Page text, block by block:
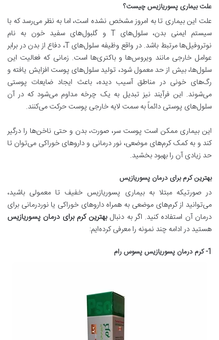
علت بیماری پسوریازیس چیست؟
علت این بیماری تا به امروز مشخص نشده است، اما به نظر می‌رسد که با
سیستم ایمنی بدن، سلول‌های T و گلبول‌های سفید خون به نام
نوتروفیل‌ها مرتبط باشد. در واقع وظیفه سلول‌های T، دفاع از بدن در برابر
عوامل خارجی مانند ویروس‌ها و باکتری‌ها است. زمانی که فعالیت این
سلول‌ها، بیش از حد معمول شود، تولید سلول‌های پوست افزایش یافته و
رگ‌های خونی در مناطق آسیب دیده، باعث ایجاد ضایعات پوستی
می‌شوند. این فرآیند نیز تبدیل به یک چرخه مداوم می‌شود که در آن
سلول‌های پوستی دائماً به سمت لایه خارجی پوست حرکت می‌کنند.
این بیماری ممکن است پوست سر، صورت، بدن و حتی ناخن‌ها را درگیر
کند و به کمک کرم‌های موضعی، نور درمانی و داروهای خوراکی می‌توان تا
حد زیادی آن را بهبود بخشید.
بهترین کرم برای درمان پسوریازیس
در صورتیکه مبتلا به بیماری پسوریازیس خفیف تا معمولی باشید،
می‌توانید از کرم‌های موضعی به همراه داروهای خوراکی یا نوردرمانی برای
درمان آن استفاده کنید. اگر به دنبالبهترین کرم برای درمان پسوریازیس
هستید در ادامه چند نمونه را معرفی کرده‌ایم:
1- کرم درمان پسوریازیس پسوس رام